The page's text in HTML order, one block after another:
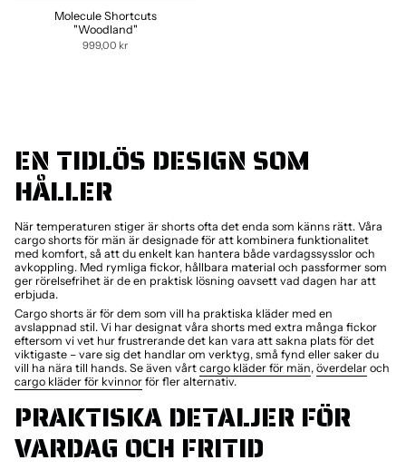
Molecule Shortcuts
"Woodland"
999,00 kr
EN TIDLÖS DESIGN SOM
HÅLLER
När temperaturen stiger är shorts ofta det enda som känns rätt. Våra
cargo shorts för män är designade för att kombinera funktionalitet
med komfort, så att du enkelt kan hantera både vardagssysslor och
avkoppling. Med rymliga fickor, hållbara material och passformer som
ger rörelsefrihet är de en praktisk lösning oavsett vad dagen har att
erbjuda.
Cargo shorts är för dem som vill ha praktiska kläder med en
avslappnad stil. Vi har designat våra shorts med extra många fickor
eftersom vi vet hur frustrerande det kan vara att sakna plats för det
viktigaste – vare sig det handlar om verktyg, små fynd eller saker du
vill ha nära till hands. Se även vårt cargo kläder för män, överdelar och
cargo kläder för kvinnor för fler alternativ.
PRAKTISKA DETALJER FÖR
VARDAG OCH FRITID